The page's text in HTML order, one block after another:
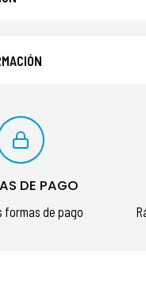
DE PAGO
formas de pago